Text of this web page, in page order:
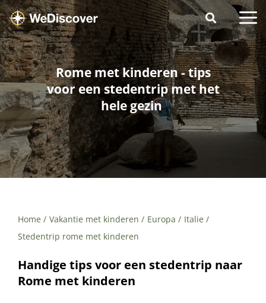
Rome met kinderen - tips
voor een stedentrip met het
hele gezin
Home Vakantie met kinderen Europa
Italie
Stedentrip rome met kinderen
Handige tips voor een stedentrip naar
Rome met kinderen